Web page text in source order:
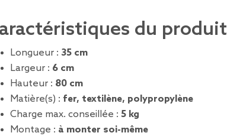
du produit
Longueur : 35 cm
Largeur : 6 cm
Hauteur : 80 cm
Matière(s) : fer, textilène, polypropylène
Charge max. conseillée : 5 kg
Montage : à monter soi-même